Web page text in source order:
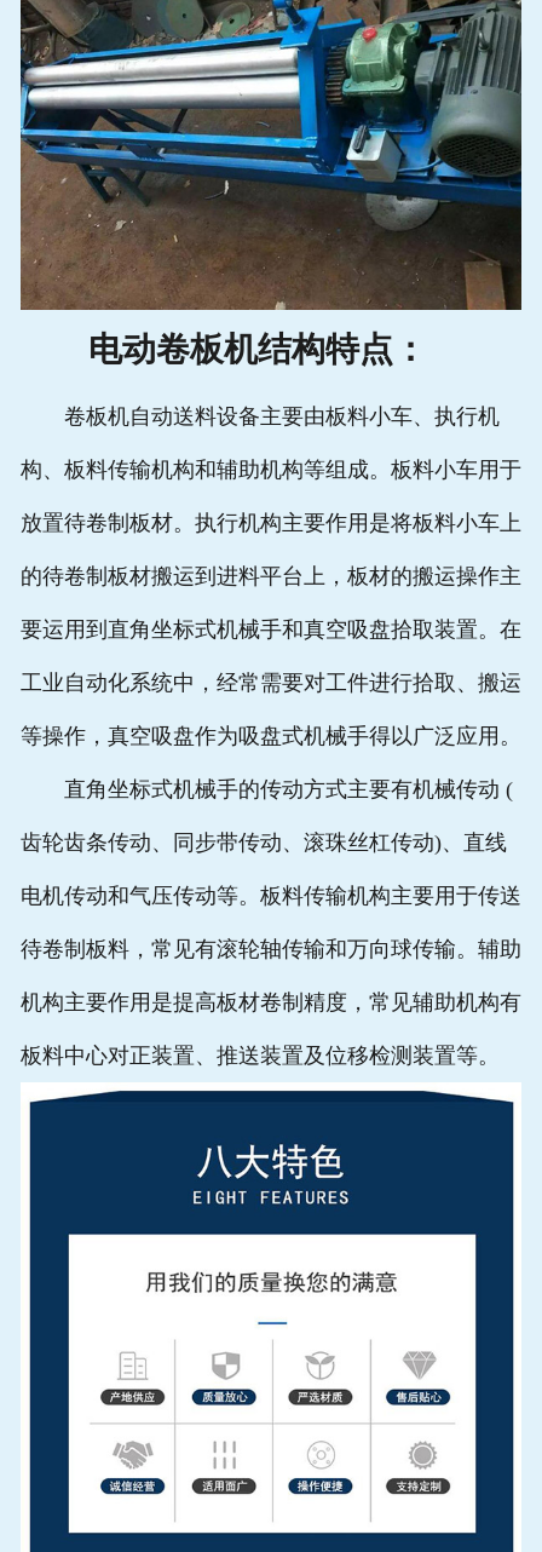
电动卷板机结构特点：
卷板机自动送料设备主要由板料小车、执行机
构、板料传输机构和辅助机构等组成。板料小车用于
放置待卷制板材。执行机构主要作用是将板料小车上
的待卷制板材搬运到进料平台上，板材的搬运操作主
要运用到直角坐标式机械手和真空吸盘拾取装置。在
工业自动化系统中，经常需要对工件进行拾取、搬运
等操作，真空吸盘作为吸盘式机械手得以广泛应用。
直角坐标式机械手的传动方式主要有机械传动 (
齿轮齿条传动、同步带传动、滚珠丝杠传动)、直线
电机传动和气压传动等。板料传输机构主要用于传送
待卷制板料，常见有滚轮轴传输和万向球传输。辅助
机构主要作用是提高板材卷制精度，常见辅助机构有
板料中心对正装置、推送装置及位移检测装置等。